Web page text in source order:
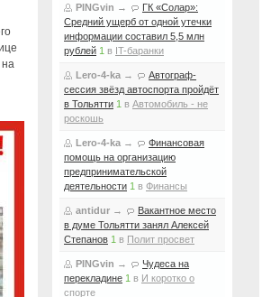
PINGvin →
ГК «Солар»:
Средний ущерб от одной утечки
информации составил 5,5 млн
рублей 1 в IT-баранки
Lero-4-ka →
Автограф-
сессия звёзд автоспорта пройдёт
в Тольятти 1 в Автомобиль - не
роскошь
Lero-4-ka →
Финансовая
помощь на организацию
предпринимательской
деятельности 1 в Финансы
antidur →
Вакантное место
в думе Тольятти занял Алексей
Степанов 1 в Полит просвет
PINGvin →
Чудеса на
перекладине 1 в И коротко о
спорте